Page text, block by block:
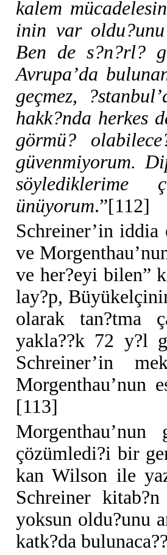
kalem
inin var oldu?unu
Ben de s?n?rl?
Avrupa’da
geçmez,
hakk?nda herkes
görmü?
güvenmiyorum.
ünüyorum.”[112]
Schreiner’in
ve
ve her?eyi bilen”
lay?p,
olarak tan?tma
yakla??k 72 y?l
Schreiner’in
Morgenthau’nun
[113]
çözümledi?i bir
kan Wilson ile
Schreiner
yoksun oldu?unu
katk?da